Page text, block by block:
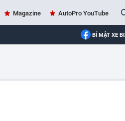
Magazine AutoPro YouTube
BÍ MẬT XE